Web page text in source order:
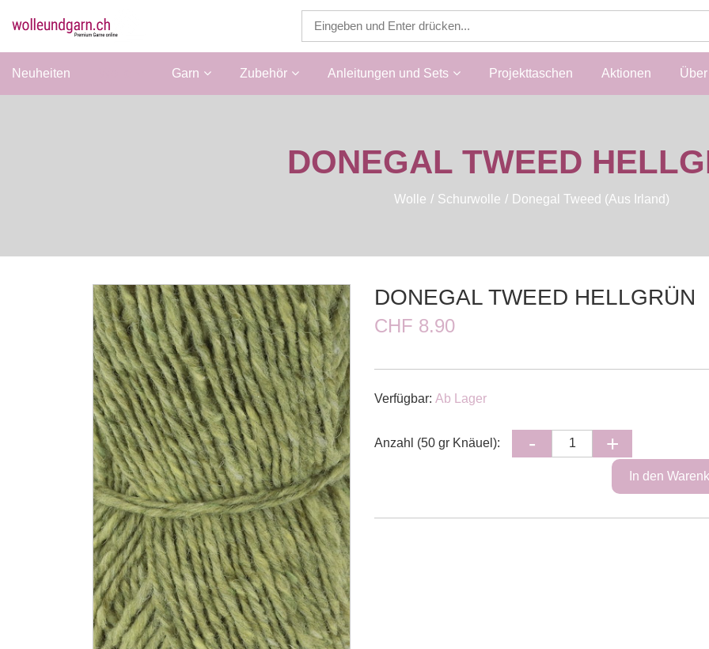
Neuheiten Garn Zubehör Anleitungen und Sets Projekttaschen Aktionen
DONEGAL TWEED
Wolle Schurwolle Donegal Tweed (aus Irland)
DONEGAL TWEED HELLGRÜN
CHF 8.90
Verfügbar:Ab Lager
Anzahl (50 gr Knäuel):